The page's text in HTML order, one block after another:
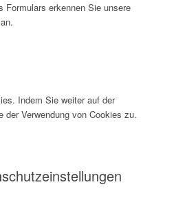
Formulars erkennen Sie unsere
Indem Sie weiter auf der
Verwendung von Cookies zu.